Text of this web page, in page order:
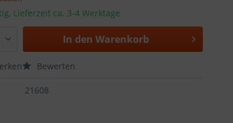
Lieferzeit ca. 3-4 Werktage
In den Warenkorb
Bewerten
21608